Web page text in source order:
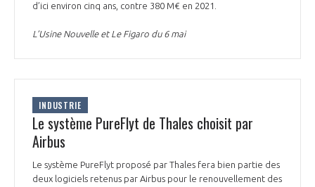
d’ici environ cinq ans, contre 380 M€ en 2021.
L’Usine Nouvelle et Le Figaro du 6 mai
INDUSTRIE
Le système PureFlyt de Thales choisit par
Airbus
Le système PureFlyt proposé par Thales fera bien partie des
deux logiciels retenus par Airbus pour le renouvellement des